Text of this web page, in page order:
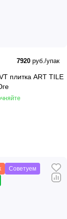
7920руб./упак
плитка ART TILE
Советуем